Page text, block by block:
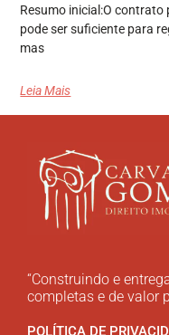
Resumo inicial:O contrato
pode ser suficiente para
mas
Leia Mais
“Construindo e
completas e de valor
POLÍTICA DE